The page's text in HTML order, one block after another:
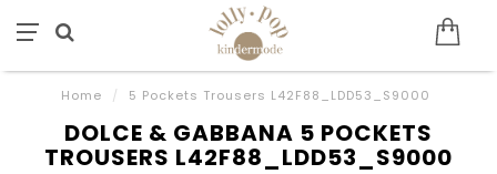
Home / 5 Pockets Trousers L42F88_LDD53_S9000
DOLCE & GABBANA 5 POCKETS
TROUSERS L42F88_LDD53_S9000